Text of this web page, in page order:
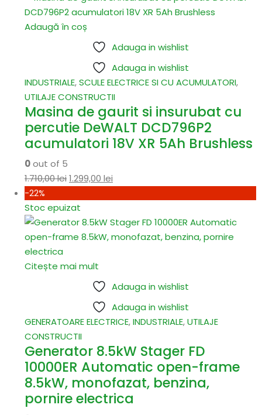
Adaugă în coș
Adauga in wishlist
Adauga in wishlist
INDUSTRIALE,SCULE ELECTRICE SI CU ACUMULATORI,
UTILAJE CONSTRUCTII
Masina de gaurit si insurubat cu
percutie DeWALT DCD796P2
acumulatori 18V XR 5Ah Brushless
0out of 5
1.710,00lei1.299,00 lei
-22%
Stoc epuizat
Citește mai mult
Adauga in wishlist
Adauga in wishlist
GENERATOARE ELECTRICE,INDUSTRIALE,UTILAJE
CONSTRUCTII
Generator 8.5kW Stager FD
10000ER Automatic open-frame
8.5kW, monofazat, benzina,
pornire electrica